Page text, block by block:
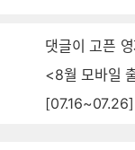
댓글이 고픈
<8월 모바일
[07.16~07.26] 앱코